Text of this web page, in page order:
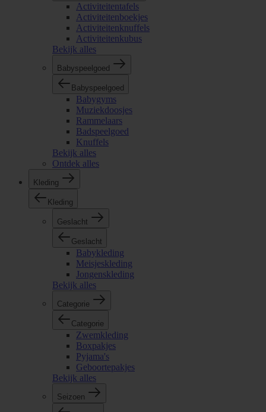
Activiteitentafels
Activiteitenboekjes
Activiteitenknuffels
Activiteitenkubus
Bekijk alles
Babyspeelgoed
Babyspeelgoed
Babygyms
Muziekdoosjes
Rammelaars
Badspeelgoed
Knuffels
Bekijk alles
Ontdek alles
Kleding
Kleding
Geslacht
Geslacht
Babykleding
Meisjeskleding
Jongenskleding
Bekijk alles
Categorie
Categorie
Zwemkleding
Boxpakjes
Pyjama's
Geboortepakjes
Bekijk alles
Seizoen